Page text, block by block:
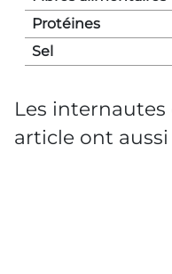
Protéines
Sel
Les
article ont